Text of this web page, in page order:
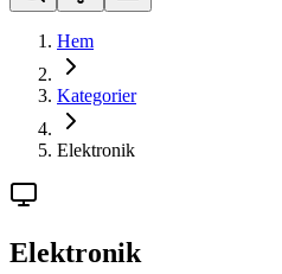
Hem
Kategorier
Elektronik
Elektronik